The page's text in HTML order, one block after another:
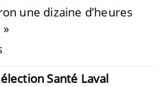
une dizaine d’heures
Santé Laval